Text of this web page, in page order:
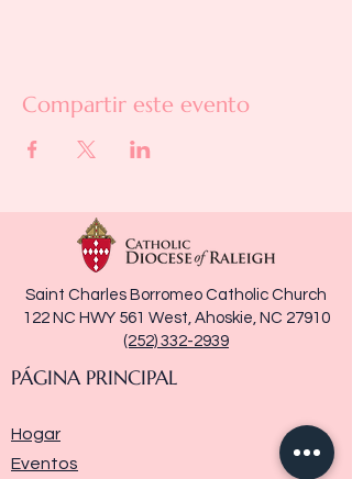
Compartir este evento
Saint Charles Borromeo Catholic Church
122 NC HWY 561 West, Ahoskie, NC 27910
(252) 332-2939
PÁGINA PRINCIPAL
Hogar
Eventos